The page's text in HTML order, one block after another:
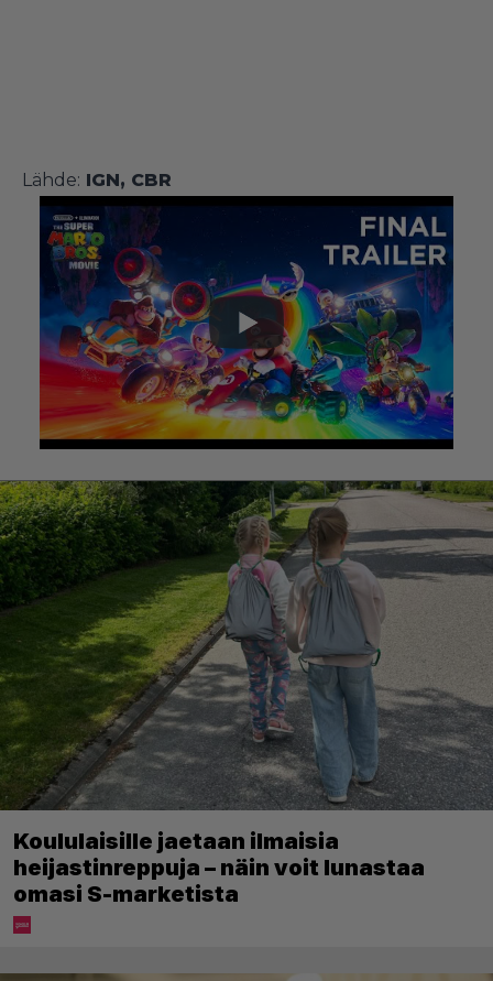
Lähde: IGN, CBR
Koululaisille jaetaan ilmaisia
heijastinreppuja – näin voit lunastaa
omasi S-marketista